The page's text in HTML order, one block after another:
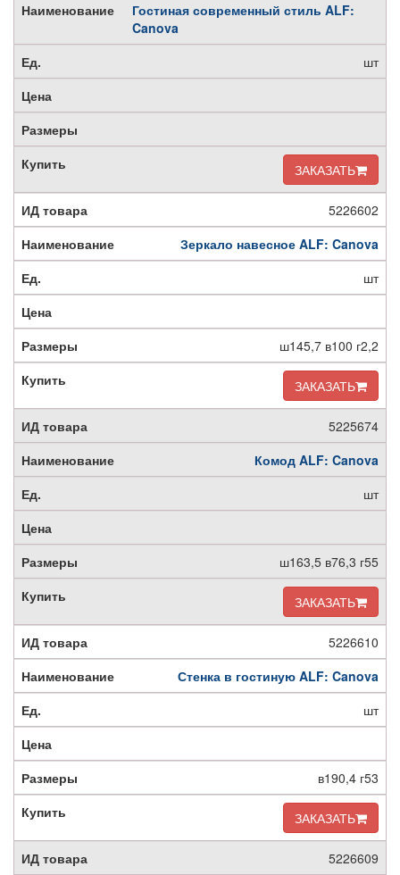
Гостиная современный стиль ALF:
Canova
шт
ЗАКАЗАТЬ
5226602
Зеркало навесное ALF: Canova
шт
ш145,7 в100 г2,2
ЗАКАЗАТЬ
5225674
Комод ALF: Canova
шт
ш163,5 в76,3 г55
ЗАКАЗАТЬ
5226610
Стенка в гостиную ALF: Canova
шт
в190,4 г53
ЗАКАЗАТЬ
5226609